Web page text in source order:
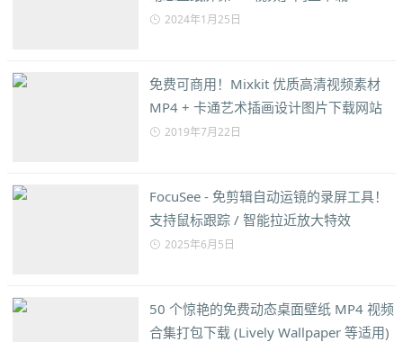
2024年1月25日
免费可商用！Mixkit 优质高清视频素材
MP4 + 卡通艺术插画设计图片下载网站
2019年7月22日
FocuSee - 免剪辑自动运镜的录屏工具！
支持鼠标跟踪 / 智能拉近放大特效
2025年6月5日
50 个惊艳的免费动态桌面壁纸 MP4 视频
合集打包下载 (Lively Wallpaper 等适用)